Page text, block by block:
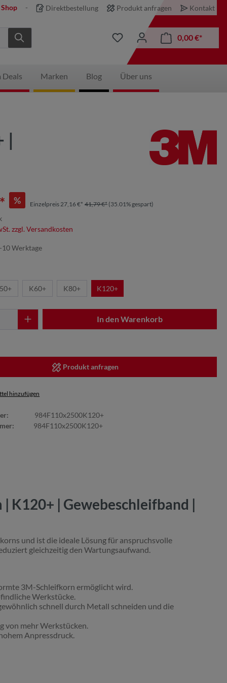
Direktbestellung Produkt anfragen Kontakt
0,00 €*
Deals Marken Blog Über uns
|
% Einzelpreis 27,16 €* 41,79 €* (35.01% gespart)
zzgl. Versandkosten
Werktage
K60+ K80+ K120+
In den Warenkorb
Produkt anfragen
hinzufügen
984F110x2500K120+
984F110x2500K120+
K120+ | Gewebeschleifband |
und ist die ideale Lösung für anspruchsvolle
gleichzeitig den Wartungsaufwand.
3M-Schleifkorn ermöglicht wird.
Werkstücke.
schnell durch Metall schneiden und die
von mehr Werkstücken.
Anpressdruck.